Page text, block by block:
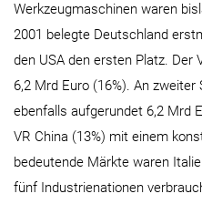
Werkzeugmaschinen waren
2001 belegte Deutschland
den USA den ersten Platz. Der
6,2 Mrd Euro (16%). An
ebenfalls aufgerundet 6,2 Mrd
VR China (13%) mit einem
bedeutende Märkte waren
fünf Industrienationen